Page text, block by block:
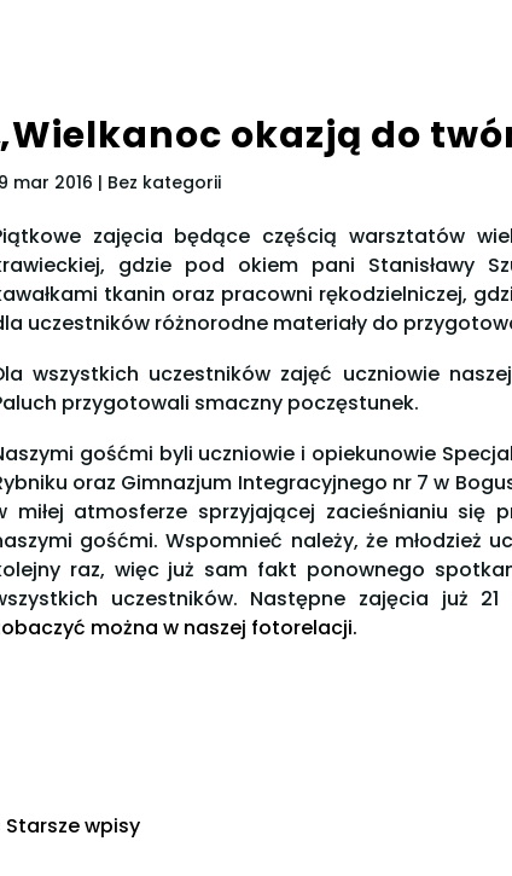
okazją do
mar 2016 | Bez kategorii
zajęcia będące częścią warsztatów
gdzie pod okiem pani Stanisławy
tkanin oraz pracowni rękodzielniczej,
uczestników różnorodne materiały do
wszystkich uczestników zajęć uczniowie
przygotowali smaczny poczęstunek.
gośćmi byli uczniowie i opiekunowie
oraz Gimnazjum Integracyjnego nr 7 w
miłej atmosferze sprzyjającej zacieśnianiu się
gośćmi. Wspomnieć należy, że młodzież
raz, więc już sam fakt ponownego
uczestników. Następne zajęcia już
można w naszej fotorelacji.
Starsze wpisy